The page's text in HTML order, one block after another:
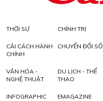
THỜI SỰ CHÍNH TRỊ
CẢI CÁCH HÀNH
CHÍNH
CHUYỂN ĐỔI SỐ
VĂN HÓA -
NGHỆ THUẬT
DU LỊCH - THỂ
THAO
INFOGRAPHIC EMAGAZINE